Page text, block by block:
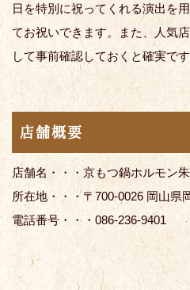
日を特別に祝ってくれる演出を
てお祝いできます。また、人気
して事前確認しておくと確実で
店舗概要
店舗名・・・京もつ鍋ホルモン
所在地・・・〒700-0026 岡山県
電話番号・・・086-236-9401